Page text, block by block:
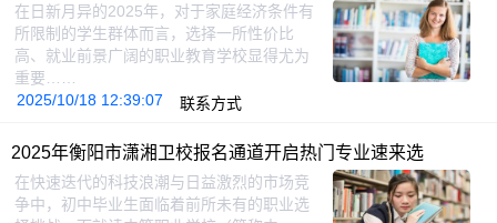
在日新月异的2025年，对于家庭经济条件有
所限制的学生群体而言，选择一所性价比
高、就业前景广阔的职业教育学校显得尤为
重要……
2025/10/18 12:39:07
联系方式
2025年衡阳市潇湘卫校报名通道开启热门专业速来选
在快速迭代的科技浪潮与日益激烈的市场竞
争中，初中毕业生面临着前所未有的职业选